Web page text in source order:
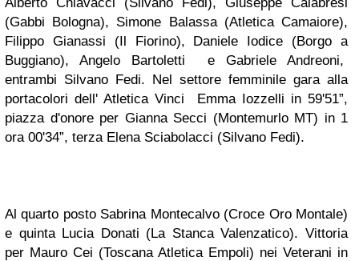
(Gabbi Bologna), Simone Balassa (Atletica Camaiore),
Filippo Gianassi (Il Fiorino), Daniele Iodice (Borgo a
Buggiano), Angelo Bartoletti e Gabriele Andreoni,
entrambi Silvano Fedi. Nel settore femminile gara alla
portacolori dell' Atletica Vinci Emma Iozzelli in 59'51”,
piazza d'onore per Gianna Secci (Montemurlo MT) in 1
ora 00'34”, terza Elena Sciabolacci (Silvano Fedi).
Al quarto posto Sabrina Montecalvo (Croce Oro Montale)
e quinta Lucia Donati (La Stanca Valenzatico). Vittoria
per Mauro Cei (Toscana Atletica Empoli) nei Veterani in